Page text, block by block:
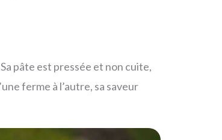
pâte est pressée et non cuite,
ferme à l’autre, sa saveur